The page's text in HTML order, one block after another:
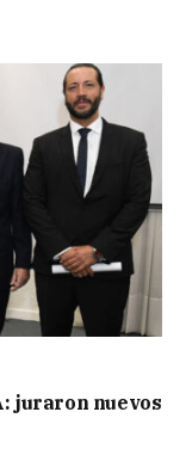
juraron nuevos